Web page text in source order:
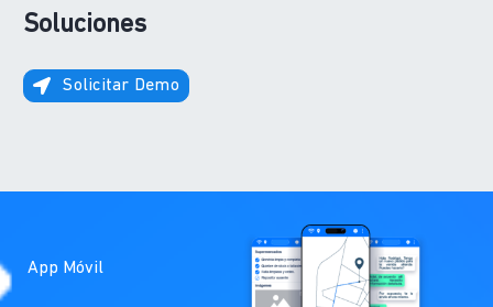
Soluciones
Solicitar Demo
App Móvil